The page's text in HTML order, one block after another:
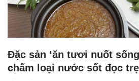
Đặc sản ‘ăn tươi nuốt
chấm loại nước sốt đọc